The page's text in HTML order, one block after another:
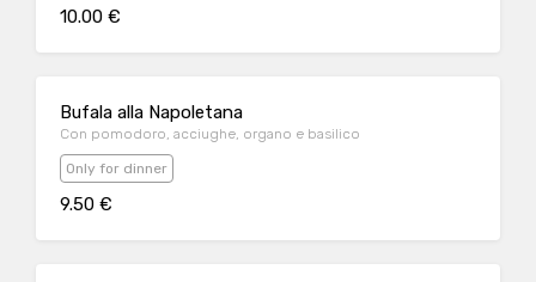
10.00 €
Bufala alla Napoletana
Con pomodoro, acciughe, organo e basilico
Only for dinner
9.50 €